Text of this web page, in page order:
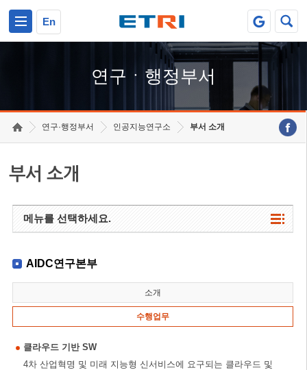
En
연구ㆍ행정부서
연구·행정부서 인공지능연구소 부서 소개
부서 소개
메뉴를 선택하세요.
AIDC연구본부
소개
수행업무
클라우드 기반 SW
4차 산업혁명 및 미래 지능형 신서비스에 요구되는 클라우드 및